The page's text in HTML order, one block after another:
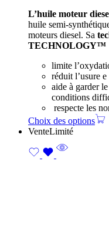
L’huile moteur
huile semi-
moteurs diesel. Sa
TECHNOLOGY™
limite
réduit l’usure e
aide à garder
conditions
respecte les
Choix des options
VenteLimité